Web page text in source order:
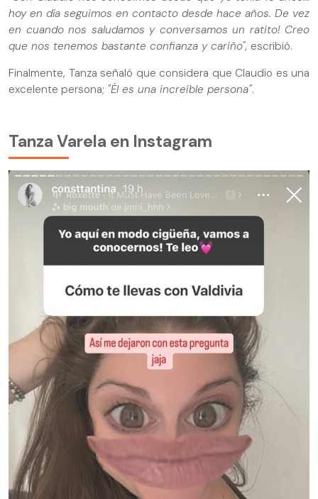
hoy en día seguimos en contacto desde hace años. De vez
en cuando nos saludamos y conversamos un ratito! Creo
que nos tenemos bastante confianza y cariño", escribió.
Finalmente, Tanza señaló que considera que Claudio es una
excelente persona; "Él es una increíble persona".
Tanza Varela en Instagram